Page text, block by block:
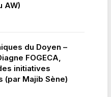
AW)
du Doyen –
FOGECA,
initiatives
(par Majib Sène)